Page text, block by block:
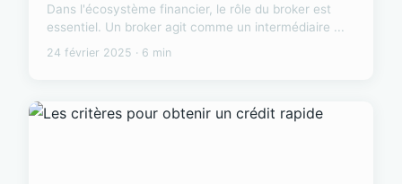
Dans l'écosystème financier, le rôle du broker est
essentiel. Un broker agit comme un intermédiaire ...
24 février 2025 · 6 min